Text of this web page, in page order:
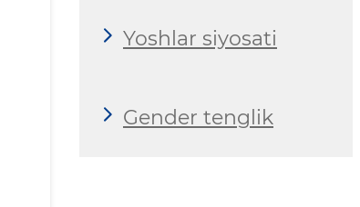
Yoshlar siyosati
Gender tenglik